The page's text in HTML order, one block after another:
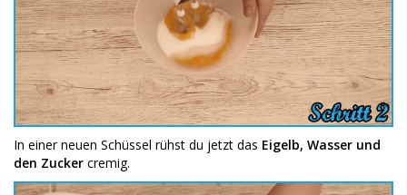
In einer neuen Schüssel rühst du jetzt das Eigelb, Wasser und
den Zucker cremig.